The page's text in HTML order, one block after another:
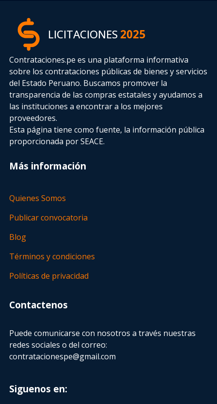
LICITACIONES2025
Contrataciones.pe es una plataforma informativa
sobre los contrataciones públicas de bienes y servicios
del Estado Peruano. Buscamos promover la
transparencia de las compras estatalesy ayudamos a
las instituciones a encontrar a los mejores
proveedores.
Esta página tiene como fuente, la información pública
proporcionada por SEACE.
Más información
Quienes Somos
Publicar convocatoria
Blog
Términos y condiciones
Políticas de privacidad
Contactenos
Puede comunicarse con nosotros a través nuestras
redes sociales o del correo:
contratacionespe@gmail.com
Siguenos en: